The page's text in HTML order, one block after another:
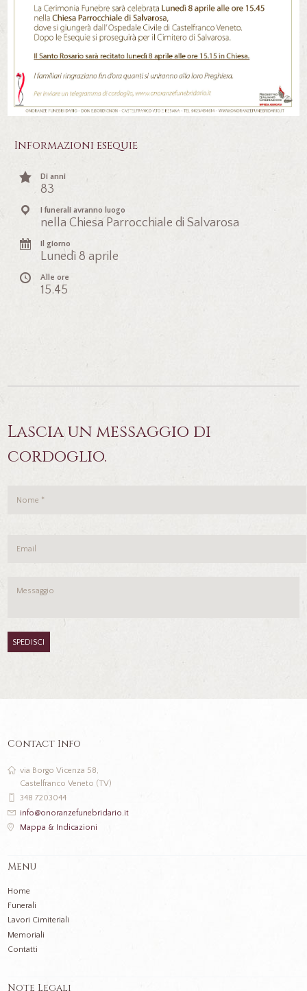
Informazioni esequie
Di anni
83
I funerali avranno luogo
nella Chiesa Parrocchiale di Salvarosa
Il giorno
Lunedì 8 aprile
Alle ore
15.45
Lascia un messaggio di
cordoglio.
Contact Info
via Borgo Vicenza 58,
Castelfranco Veneto (TV)
348 7203044
info@onoranzefunebridario.it
Mappa & Indicazioni
Menu
Home
Funerali
Lavori Cimiteriali
Memoriali
Contatti
Note Legali